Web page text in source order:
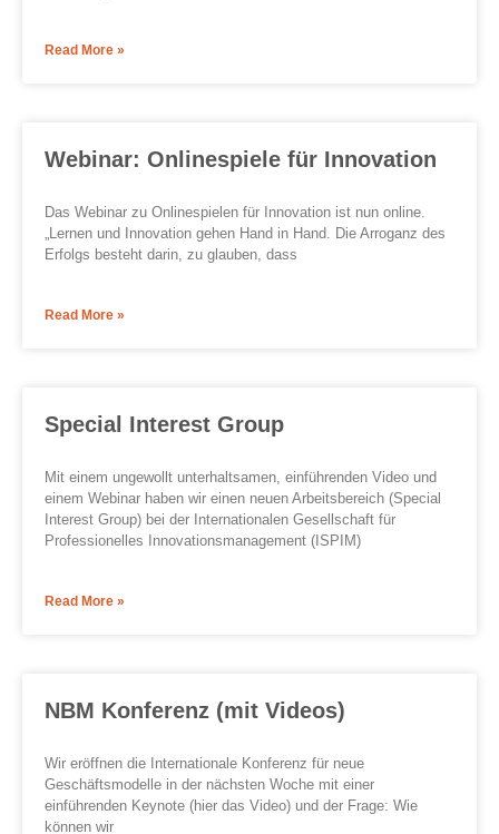
Read More »
Webinar: Onlinespiele für Innovation
Das Webinar zu Onlinespielen für Innovation ist nun online.
„Lernen und Innovation gehen Hand in Hand. Die Arroganz des
Erfolgs besteht darin, zu glauben, dass
Read More »
Special Interest Group
Mit einem ungewollt unterhaltsamen, einführenden Video und
einem Webinar haben wir einen neuen Arbeitsbereich (Special
Interest Group) bei der Internationalen Gesellschaft für
Professionelles Innovationsmanagement (ISPIM)
Read More »
NBM Konferenz (mit Videos)
Wir eröffnen die Internationale Konferenz für neue
Geschäftsmodelle in der nächsten Woche mit einer
einführenden Keynote (hier das Video) und der Frage: Wie
können wir